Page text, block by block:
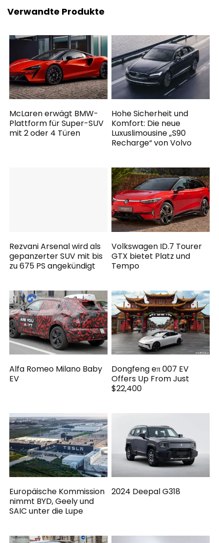
Verwandte Produkte
McLaren erwägt BMW-
Plattform für Super-SUV
mit 2 oder 4 Türen
Hohe Sicherheit und
Komfort: Die neue
Luxuslimousine „S90
Recharge“ von Volvo
Rezvani Arsenal wird als
gepanzerter SUV mit bis
zu 675 PS angekündigt
Volkswagen ID.7 Tourer
GTX bietet Platz und
Tempo
Alfa Romeo Milano Baby
EV
Dongfeng eπ 007 EV
Offers Up From Just
$22,400
Europäische Kommission
nimmt BYD, Geely und
SAIC unter die Lupe
2024 Deepal G318